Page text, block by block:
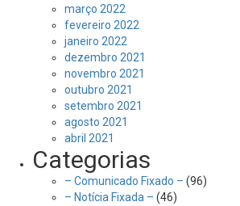
março 2022
fevereiro 2022
janeiro 2022
dezembro 2021
novembro 2021
outubro 2021
setembro 2021
agosto 2021
abril 2021
Categorias
– Comunicado Fixado – (96)
– Notícia Fixada – (46)